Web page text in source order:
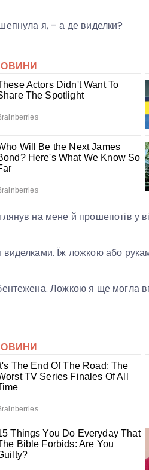
я, – а де виделки?
на мене й прошепотів у
виделками. Їж ложкою або
Ложкою я ще могла